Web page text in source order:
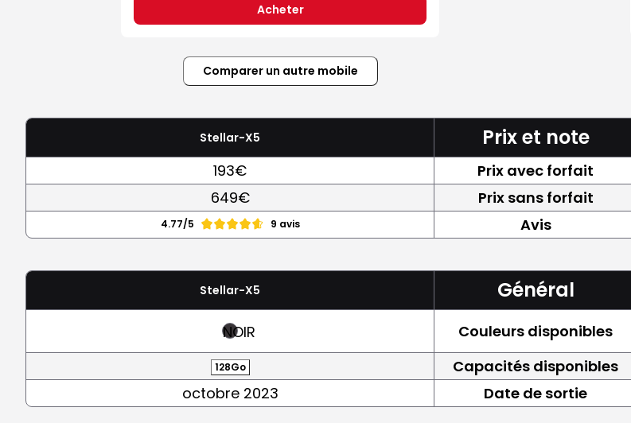
Acheter
Comparer un autre mobile
Stellar-X5 Prix et note
193€ Prix avec forfait
649€
Prix sans forfait
4.77/5 9 avis Avis
Stellar-X5 Général
NOIR Couleurs disponibles
128Go Capacités disponibles
octobre 2023 Date de sortie